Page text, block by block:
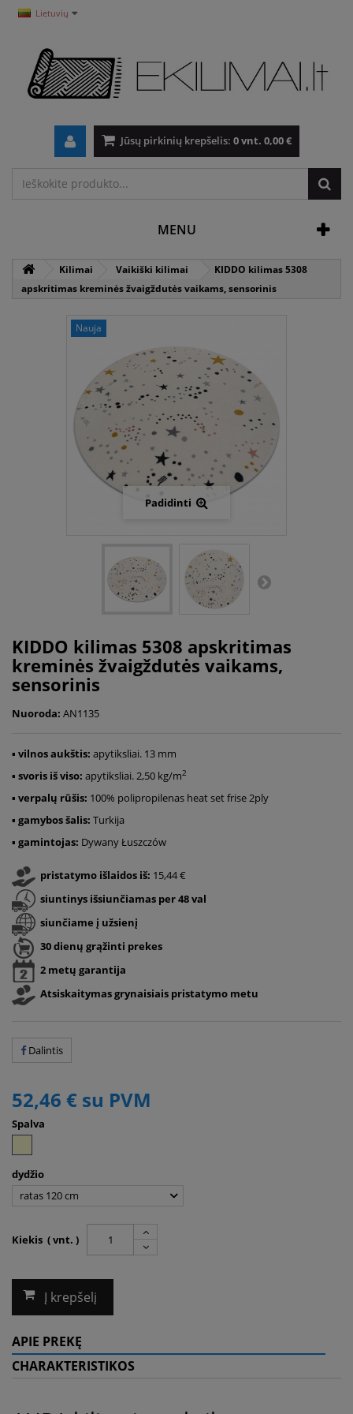
Lietuvių
Jūsų pirkinių krepšelis: 0vnt. 0,00 €
MENU
Kilimai Vaikiški kilimai
KIDDO kilimas 5308
apskritimas kreminės žvaigždutės vaikams, sensorinis
Nauja
Padidinti
KIDDO kilimas 5308 apskritimas
kreminės žvaigždutės vaikams,
sensorinis
Nuoroda: AN1135
▪ vilnos aukštis: apytiksliai. 13 mm
▪ svoris iš viso: apytiksliai. 2,50 kg/m2
▪ verpalų rūšis: 100% polipropilenas heat set frise 2ply
▪ gamybos šalis: Turkija
▪ gamintojas: Dywany Łuszczów
pristatymo išlaidos iš: 15,44 €
siuntinys išsiunčiamas per 48 val
siunčiame į užsienį
30 dienų grąžinti prekes
2 metų garantija
Atsiskaitymas grynaisiais pristatymo metu
Dalintis
52,46 € su PVM
Spalva
dydžio
ratas 120 cm
Kiekis ( vnt. )
Į krepšelį
APIE PREKĘ
CHARAKTERISTIKOS